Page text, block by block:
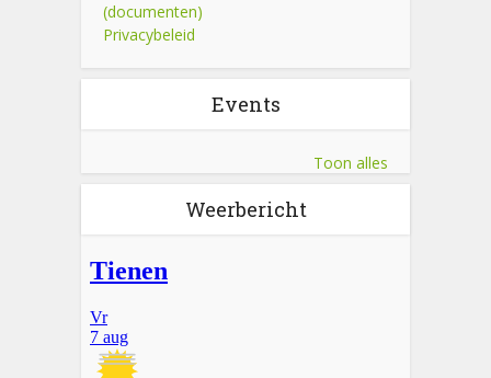
(documenten)
Privacybeleid
Events
Toon alles
Weerbericht